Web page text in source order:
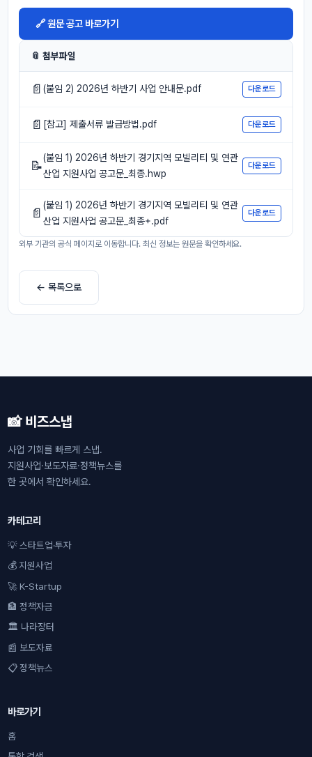
🔗 원문 공고 바로가기
📎 첨부파일
📄 (붙임 2) 2026년 하반기 사업 안내문.pdf 다운로드
📄 [참고] 제출서류 발급방법.pdf 다운로드
📝
(붙임 1) 2026년 하반기 경기지역 모빌리티 및 연관
산업 지원사업 공고문_최종.hwp
다운로드
📄
(붙임 1) 2026년 하반기 경기지역 모빌리티 및 연관
산업 지원사업 공고문_최종+.pdf
다운로드
외부 기관의 공식 페이지로 이동합니다. 최신 정보는 원문을 확인하세요.
← 목록으로
📸 비즈스냅
사업 기회를 빠르게 스냅.
지원사업·보도자료·정책뉴스를
한 곳에서 확인하세요.
카테고리
💡 스타트업·투자
💰 지원사업
🚀 K-Startup
🏦 정책자금
🏛 나라장터
📰 보도자료
📋 정책뉴스
바로가기
홈